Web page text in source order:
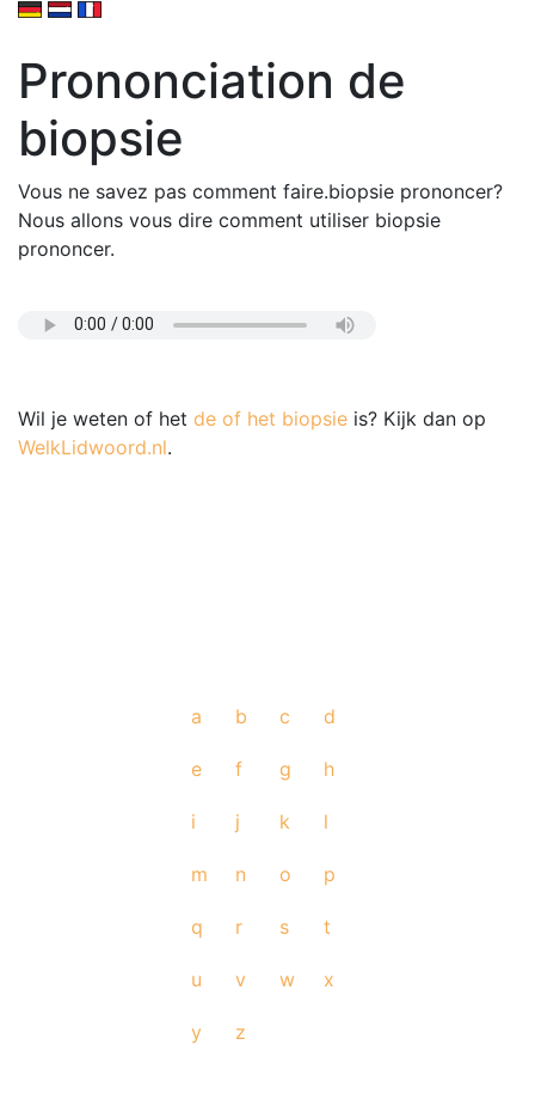
Prononciation de
biopsie
Vous ne savez pas comment faire.biopsie prononcer?
Nous allons vous dire comment utiliser biopsie
prononcer.
Wil je weten of het de of het biopsie is? Kijk dan op
WelkLidwoord.nl.
a b c d
e f g h
i j k l
m n o p
q r s t
u v w x
y z